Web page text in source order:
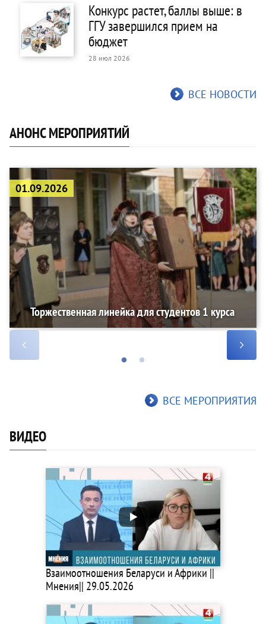
Конкурс растет, баллы выше: в
ГГУ завершился прием на
бюджет
28 июл 2026
ВСЕ НОВОСТИ
АНОНС МЕРОПРИЯТИЙ
01.09.2026
Торжественная линейка для студентов 1 курса
ВСЕ МЕРОПРИЯТИЯ
ВИДЕО
Взаимоотношения Беларуси и Африки ||
Мнения|| 29.05.2026